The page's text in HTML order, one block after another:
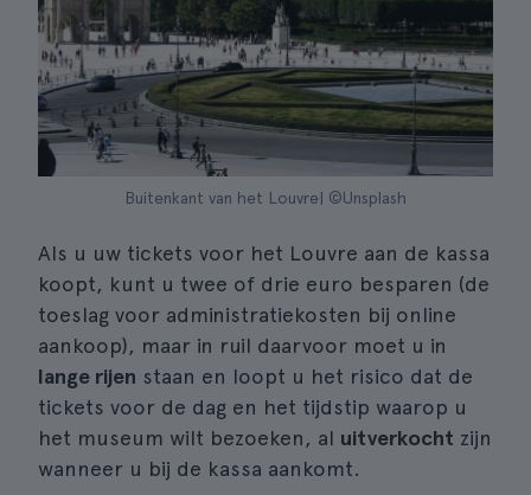
Buitenkant van het Louvre| ©Unsplash
Als u uw tickets voor het Louvre aan de kassa
koopt, kunt u twee of drie euro besparen (de
toeslag voor administratiekosten bij online
aankoop), maar in ruil daarvoor moet u in
lange rijen staan en loopt u het risico dat de
tickets voor de dag en het tijdstip waarop u
het museum wilt bezoeken, al uitverkocht zijn
wanneer u bij de kassa aankomt.